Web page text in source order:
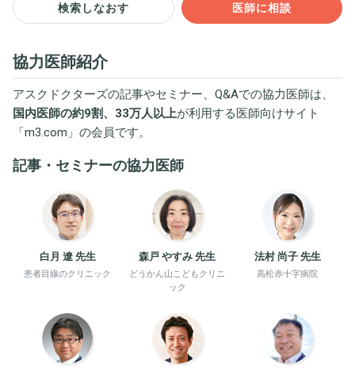
検索しなおす 医師に相談
協力医師紹介
アスクドクターズの記事やセミナー、Q&Aでの協力医師は、
国内医師の約9割、33万人以上が利用する医師向けサイト
「m3.com 」の会員です。
記事・セミナーの協力医師
白月 遼 先生
患者目線のクリニック
森戸 やすみ 先生
どうかん山こどもクリニ
ック
法村 尚子 先生
高松赤十字病院